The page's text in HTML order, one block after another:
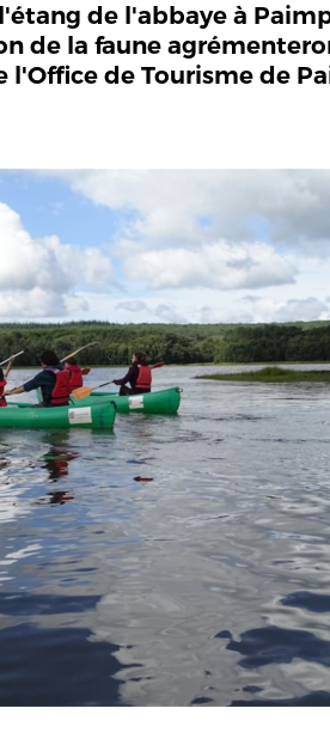
de l'abbaye à
de la faune
l'Office de Tourisme de